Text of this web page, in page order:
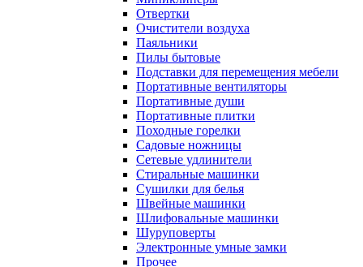
Отвертки
Очистители воздуха
Паяльники
Пилы бытовые
Подставки для перемещения мебели
Портативные вентиляторы
Портативные души
Портативные плитки
Походные горелки
Садовые ножницы
Сетевые удлинители
Стиральные машинки
Сушилки для белья
Швейные машинки
Шлифовальные машинки
Шуруповерты
Электронные умные замки
Прочее